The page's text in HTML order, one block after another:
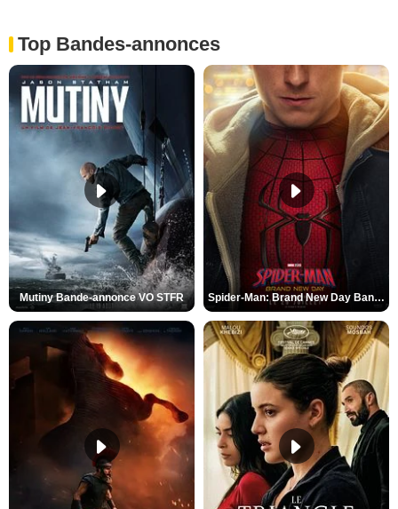
Top Bandes-annonces
Mutiny Bande-annonce VO STFR Spider-Man: Brand New Day Bande-annonce VO STFR